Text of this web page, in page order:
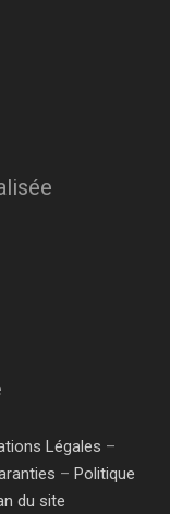
Légales –
– Politique
du site